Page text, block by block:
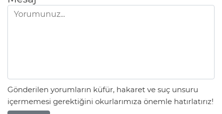
Gönderilen yorumların küfür, hakaret ve suç unsuru
içermemesi gerektiğini okurlarımıza önemle hatırlatırız!